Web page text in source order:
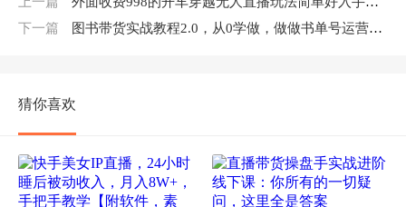
下一篇
图书带货实战教程2.0，从0学做，做做书单号运营变现，快速上手，高效起号涨粉
猜你喜欢